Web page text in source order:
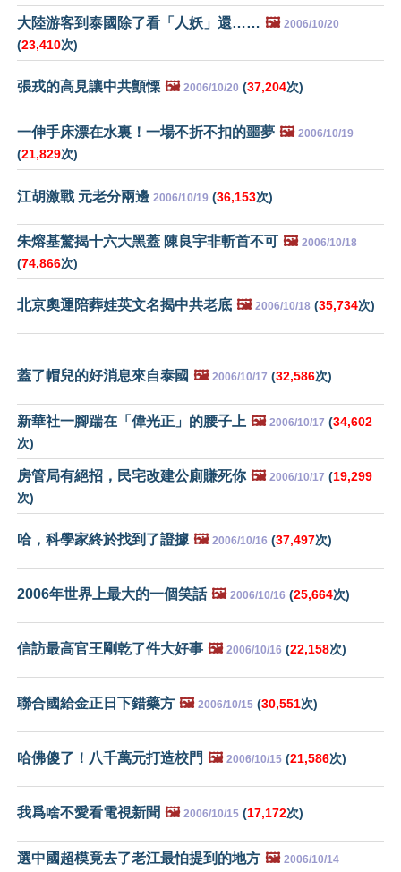
大陸游客到泰國除了看「人妖」還…… 🖼️ 2006/10/20
(23,410次)
張戎的高見讓中共顫慄 🖼️ 2006/10/20 (37,204次)
一伸手床漂在水裏！一場不折不扣的噩夢 🖼️ 2006/10/19
(21,829次)
江胡激戰 元老分兩邊 2006/10/19 (36,153次)
朱熔基驚揭十六大黑蓋 陳良宇非斬首不可 🖼️ 2006/10/18
(74,866次)
北京奧運陪葬娃英文名揭中共老底 🖼️ 2006/10/18 (35,734次)
蓋了帽兒的好消息來自泰國 🖼️ 2006/10/17 (32,586次)
新華社一腳踹在「偉光正」的腰子上 🖼️ 2006/10/17 (34,602
次)
房管局有絕招，民宅改建公廁賺死你 🖼️ 2006/10/17 (19,299
次)
哈，科學家終於找到了證據 🖼️ 2006/10/16 (37,497次)
2006年世界上最大的一個笑話 🖼️ 2006/10/16 (25,664次)
信訪最高官王剛乾了件大好事 🖼️ 2006/10/16 (22,158次)
聯合國給金正日下錯藥方 🖼️ 2006/10/15 (30,551次)
哈佛傻了！八千萬元打造校門 🖼️ 2006/10/15 (21,586次)
我爲啥不愛看電視新聞 🖼️ 2006/10/15 (17,172次)
選中國超模竟去了老江最怕提到的地方 🖼️ 2006/10/14